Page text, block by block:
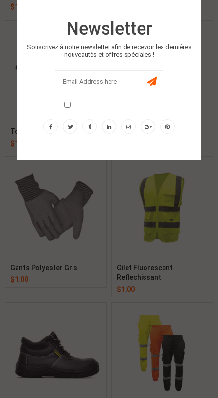
$1.00
Torches JD-1005
$1.00
Kits Oreillette Camouflage
Gants Polyester Gris
$1.00
Gilet Fluorescent
Reflechissant
$1.00
Newsletter
Souscrivez à notre newsletter afin de recevoir les dernières
nouveautés et offres spéciales !